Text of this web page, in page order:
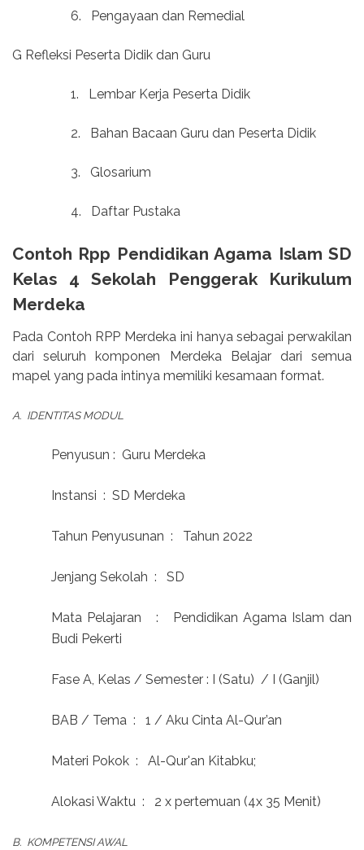
6. Pengayaan dan Remedial
G Refleksi Peserta Didik dan Guru
1. Lembar Kerja Peserta Didik
2. Bahan Bacaan Guru dan Peserta Didik
3. Glosarium
4. Daftar Pustaka
Contoh Rpp Pendidikan Agama Islam SD
Kelas 4 Sekolah Penggerak Kurikulum
Merdeka
Pada Contoh RPP Merdeka ini hanya sebagai perwakilan
dari seluruh komponen Merdeka Belajar dari semua
mapel yang pada intinya memiliki kesamaan format.
A. IDENTITAS MODUL
Penyusun : Guru Merdeka
Instansi : SD Merdeka
Tahun Penyusunan : Tahun 2022
Jenjang Sekolah : SD
Mata Pelajaran :
Pendidikan Agama Islam dan
Budi Pekerti
Fase A, Kelas / Semester : I (Satu) / I (Ganjil)
BAB / Tema : 1 / Aku Cinta Al-Qur’an
Materi Pokok : Al-Qur'an Kitabku;
Alokasi Waktu : 2 x pertemuan (4x 35 Menit)
B. KOMPETENSI AWAL